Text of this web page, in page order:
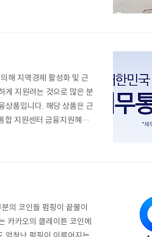
인상 찬성 입장(장점) 좋
해 지역경제 활성화 및 근
게 지원려는 것으로 많은 분
상품입니다. 해당 상품은 근
지원센터 금융지원혜택
저금리 대환대출 지원안
의 코인들 펌핑이 끝물이
카카오의 클레이튼 코인에